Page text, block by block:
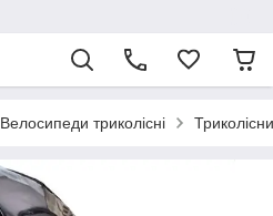
Велосипеди триколісні